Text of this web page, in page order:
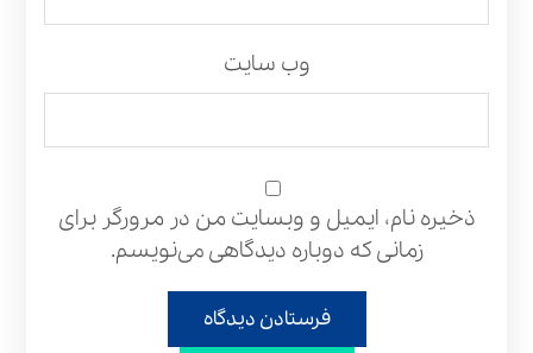
وب‌ سایت
ذخیره نام، ایمیل و وبسایت من در مرورگر برای
زمانی که دوباره دیدگاهی می‌نویسم.
فرستادن دیدگاه